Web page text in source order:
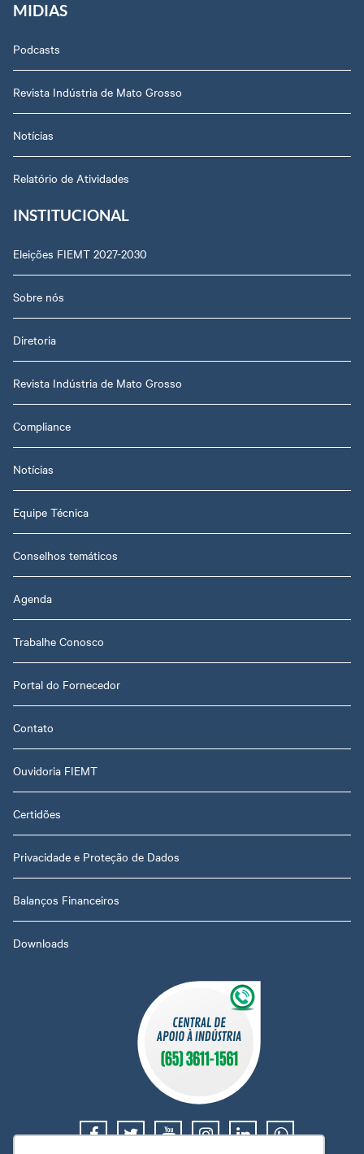
MIDIAS
Podcasts
Revista Indústria de Mato Grosso
Notícias
Relatório de Atividades
INSTITUCIONAL
Eleições FIEMT 2027-2030
Sobre nós
Diretoria
Revista Indústria de Mato Grosso
Compliance
Notícias
Equipe Técnica
Conselhos temáticos
Agenda
Trabalhe Conosco
Portal do Fornecedor
Contato
Ouvidoria FIEMT
Certidões
Privacidade e Proteção de Dados
Balanços Financeiros
Downloads